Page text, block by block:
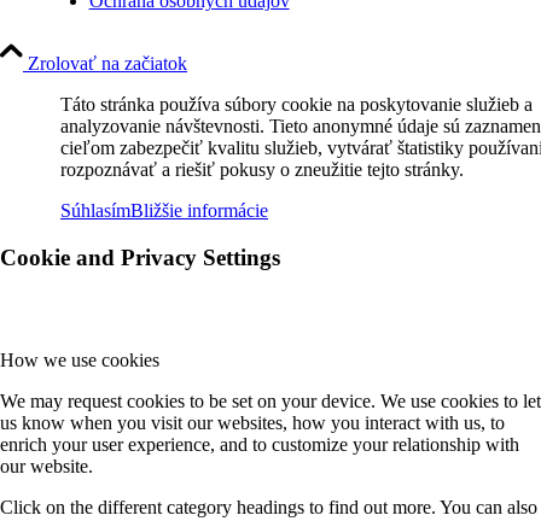
Zrolovať na začiatok
Táto stránka používa súbory cookie na poskytovanie služieb a
analyzovanie návštevnosti. Tieto anonymné údaje sú
cieľom zabezpečiť kvalitu služieb, vytvárať štatistiky
rozpoznávať a riešiť pokusy o zneužitie tejto stránky.
SúhlasímBližšie informácie
Cookie and Privacy Settings
How we use cookies
We may request cookies to be set on your device. We use cookies to let
us know when you visit our websites, how you interact with us, to
enrich your user experience, and to customize your relationship with
our website.
Click on the different category headings to find out more. You can also